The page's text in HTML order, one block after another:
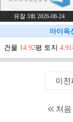
유찰 3회 2026-08-24
마이옥
건물 14.92평 토지 4.91
이전
처음